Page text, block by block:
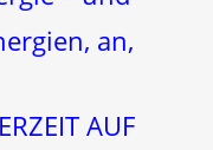
an,
AUF